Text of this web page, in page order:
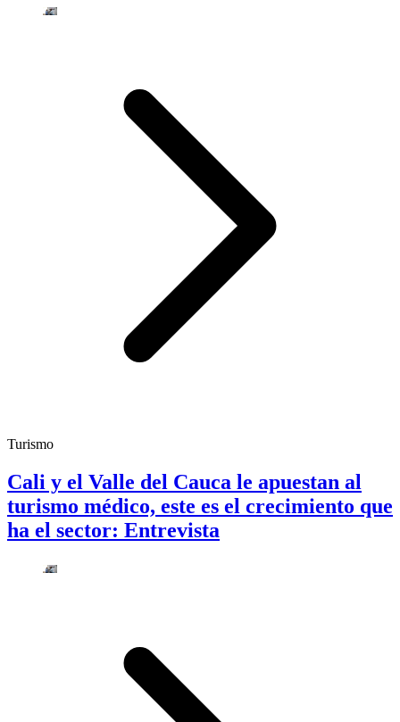
Turismo
Cali y el Valle del Cauca le apuestan al
turismo médico, este es el crecimiento que
ha el sector: Entrevista